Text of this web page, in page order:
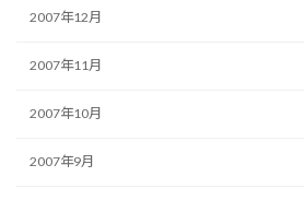
2007年12月
2007年11月
2007年10月
2007年9月